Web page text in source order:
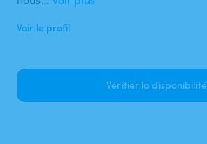
Voir le profil
Vérifier la disponibilité